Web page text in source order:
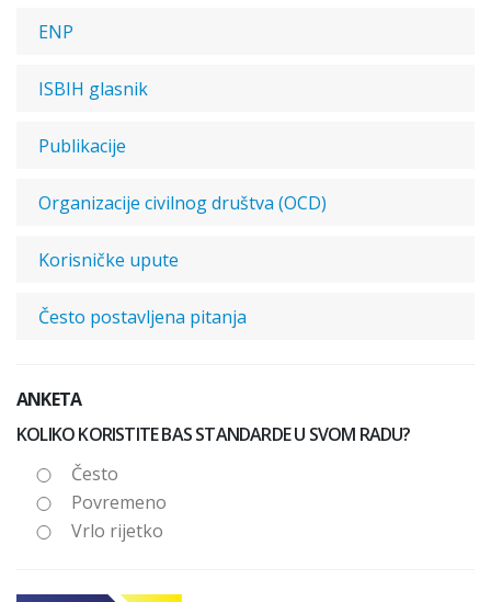
ENP
ISBIH glasnik
Publikacije
Organizacije civilnog društva (OCD)
Korisničke upute
Često postavljena pitanja
ANKETA
KOLIKO KORISTITE BAS STANDARDE U SVOM RADU?
Često
Povremeno
Vrlo rijetko